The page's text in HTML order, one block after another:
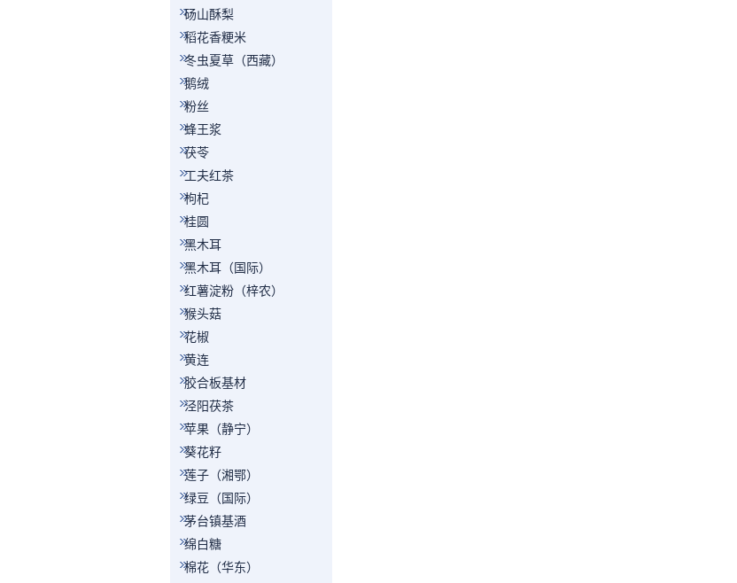
砀山酥梨
稻花香粳米
冬虫夏草（西藏）
鹅绒
粉丝
蜂王浆
茯苓
工夫红茶
枸杞
桂圆
黑木耳
黑木耳（国际）
红薯淀粉（梓农）
猴头菇
花椒
黄连
胶合板基材
泾阳茯茶
苹果（静宁）
葵花籽
莲子（湘鄂）
绿豆（国际）
茅台镇基酒
绵白糖
棉花（华东）